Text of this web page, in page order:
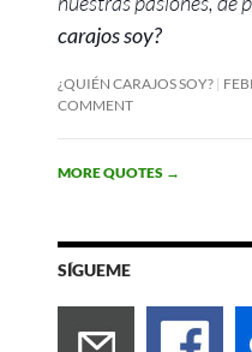
carajos soy?
¿QUIÉN CARAJOS SOY?
COMMENT
MORE QUOTES →
SÍGUEME